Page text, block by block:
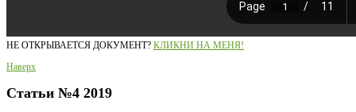
НЕ ОТКРЫВАЕТСЯ ДОКУМЕНТ? КЛИКНИ НА МЕНЯ!
Наверх
Статьи №4 2019